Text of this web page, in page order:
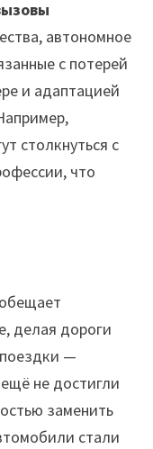
автономное
с потерей
и адаптацией
столкнуться с
что
делая дороги
—
не достигли
заменить
стали